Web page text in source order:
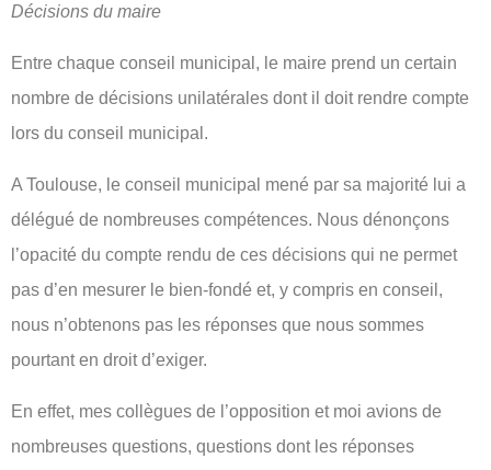
Décisions du maire
Entre chaque conseil municipal, le maire prend un certain
nombre de décisions unilatérales dont il doit rendre compte
lors du conseil municipal.
A Toulouse, le conseil municipal mené par sa majorité lui a
délégué de nombreuses compétences. Nous dénonçons
l’opacité du compte rendu de ces décisions qui ne permet
pas d’en mesurer le bien-fondé et, y compris en conseil,
nous n’obtenons pas les réponses que nous sommes
pourtant en droit d’exiger.
En effet, mes collègues de l’opposition et moi avions de
nombreuses questions, questions dont les réponses